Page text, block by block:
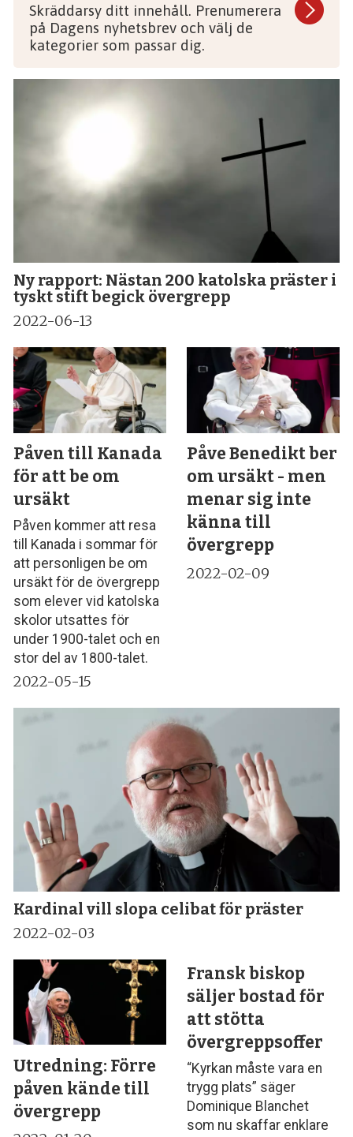
Skräddarsy ditt innehåll. Prenumerera
på Dagens nyhetsbrev och välj de
kategorier som passar dig.
Ny rapport: Nästan 200 katolska präster i
tyskt stift begick övergrepp
2022-06-13
Påven till Kanada
för att be om
ursäkt
Påven kommer att resa
till Kanada i sommar för
att personligen be om
ursäkt för de övergrepp
som elever vid katolska
skolor utsattes för
under 1900-talet och en
stor del av 1800-talet.
2022-05-15
Påve Benedikt ber
om ursäkt - men
menar sig inte
känna till
övergrepp
2022-02-09
Kardinal vill slopa celibat för präster
2022-02-03
Utredning: Förre
påven kände till
övergrepp
Fransk biskop
säljer bostad för
att stötta
övergreppsoffer
“Kyrkan måste vara en
trygg plats” säger
Dominique Blanchet
som nu skaffar enklare